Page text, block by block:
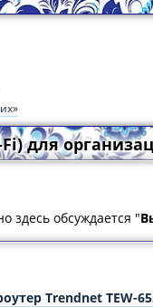
для
здесь обсуждается "
Trendnet